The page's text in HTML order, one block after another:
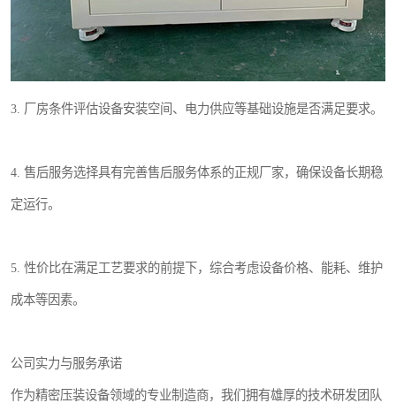
3. 厂房条件评估设备安装空间、电力供应等基础设施是否满足要求。
4. 售后服务选择具有完善售后服务体系的正规厂家，确保设备长期稳
定运行。
5. 性价比在满足工艺要求的前提下，综合考虑设备价格、能耗、维护
成本等因素。
公司实力与服务承诺
作为精密压装设备领域的专业制造商，我们拥有雄厚的技术研发团队